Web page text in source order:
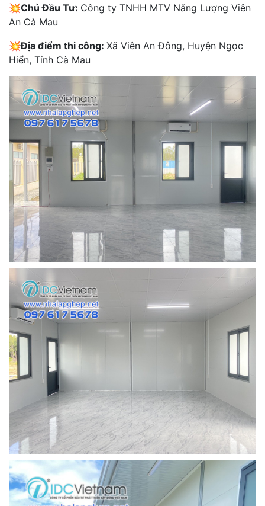
💥Chủ Đầu Tư: Công ty TNHH MTV Năng Lượng Viên
An Cà Mau
💥Địa điểm thi công: Xã Viên An Đông, Huyện Ngọc
Hiển, Tỉnh Cà Mau